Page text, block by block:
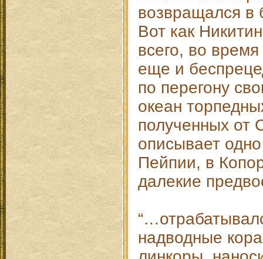
возвращался в
Вот как
всего, во
еще и
по перегону
океан
полученных от
описывает
Пейпии, в
далекие
надводные